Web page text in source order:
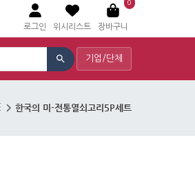
로그인 위시리스트
0
장바구니
기업/단체
한국의 미-전통열쇠고리5P세트